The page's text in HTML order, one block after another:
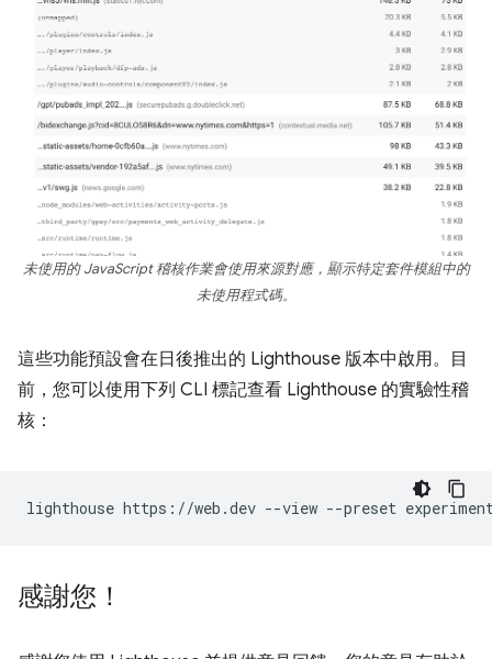
未使用的 JavaScript 稽核作業會使用來源對應，顯示特定套件模組中的
未使用程式碼。
這些功能預設會在日後推出的 Lighthouse 版本中啟用。目
前，您可以使用下列 CLI 標記查看 Lighthouse 的實驗性稽
核：
lighthouse https://web.dev --view --preset
感謝您！